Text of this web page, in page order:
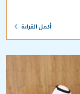
أكمل القراءة